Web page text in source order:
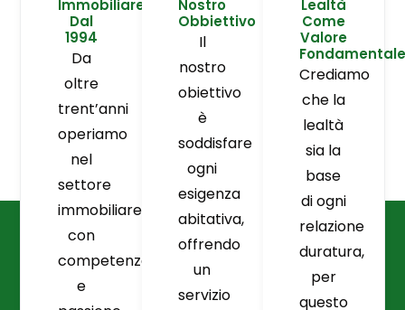
Immobiliare
Dal
1994
Da
oltre
trent’anni
operiamo
nel
settore
immobiliare
con
competenza
e
Nostro
Obbiettivo
Il
nostro
obiettivo
è
soddisfare
ogni
esigenza
abitativa,
offrendo
un
servizio
Lealtà
Come
Valore
Fondamentale
Crediamo
che la
lealtà
sia la
base
di ogni
relazione
duratura,
per
questo